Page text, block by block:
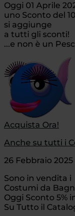
Oggi 01 Aprile
uno Sconto del
si aggiunge
a tutti gli sconti!
...e non è un
Acquista Ora!
Anche su tutti i
26 Febbraio 2025
Sono in vendita i
Costumi da
Oggi Sconto 5%
Su Tutto il